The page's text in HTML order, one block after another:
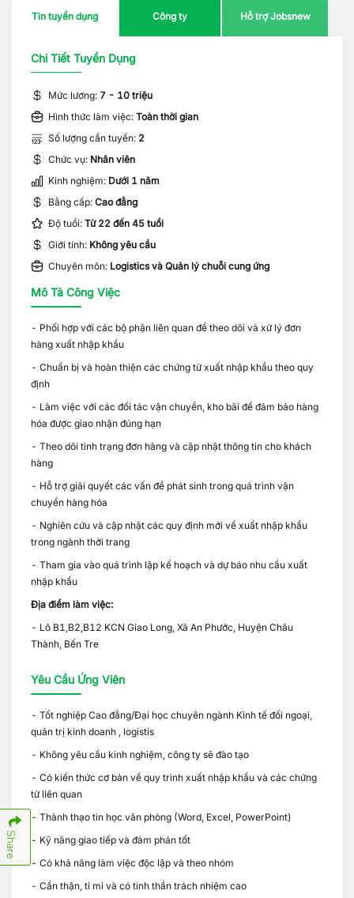
Tin tuyển dụng Công ty Hỗ trợ Jobsnew
Chi Tiết Tuyển Dụng
Mức lương: 7 - 10 triệu
Hình thức làm việc: Toàn thời gian
Số lượng cần tuyển: 2
Chức vụ: Nhân viên
Kinh nghiệm: Dưới 1 năm
Bằng cấp: Cao đẳng
Độ tuổi: Từ 22 đến 45 tuổi
Giới tính: Không yêu cầu
Chuyên môn: Logistics và Quản lý chuỗi cung ứng
Mô Tả Công Việc
- Phối hợp với các bộ phận liên quan để theo dõi và xử lý đơn
hàng xuất nhập khẩu
- Chuẩn bị và hoàn thiện các chứng từ xuất nhập khẩu theo quy
định
- Làm việc với các đối tác vận chuyển, kho bãi để đảm bảo hàng
hóa được giao nhận đúng hạn
- Theo dõi tình trạng đơn hàng và cập nhật thông tin cho khách
hàng
- Hỗ trợ giải quyết các vấn đề phát sinh trong quá trình vận
chuyển hàng hóa
- Nghiên cứu và cập nhật các quy định mới về xuất nhập khẩu
trong ngành thời trang
- Tham gia vào quá trình lập kế hoạch và dự báo nhu cầu xuất
nhập khẩu
Địa điểm làm việc:
- Lô B1,B2,B12 KCN Giao Long, Xã An Phước, Huyện Châu
Thành, Bến Tre
Yêu Cầu Ứng Viên
- Tốt nghiệp Cao đẳng/Đại học chuyên ngành Kinh tế đối ngoại,
quản trị kinh doanh , logistis
- Không yêu cầu kinh nghiệm, công ty sẽ đào tạo
- Có kiến thức cơ bản về quy trình xuất nhập khẩu và các chứng
từ liên quan
- Thành thạo tin học văn phòng (Word, Excel, PowerPoint)
- Kỹ năng giao tiếp và đàm phán tốt
- Có khả năng làm việc độc lập và theo nhóm
- Cẩn thận, tỉ mỉ và có tinh thần trách nhiệm cao
Share